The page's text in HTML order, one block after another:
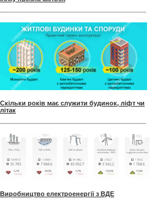
Скільки років має служити будинок, ліфт чи
літак
Виробництво електроенергії з ВДЕ